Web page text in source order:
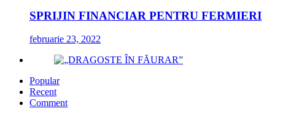
SPRIJIN FINANCIAR PENTRU FERMIERI
februarie 23, 2022
„DRAGOSTE ÎN FĂURAR”
februarie 23, 2022
Popular
Recent
Comment